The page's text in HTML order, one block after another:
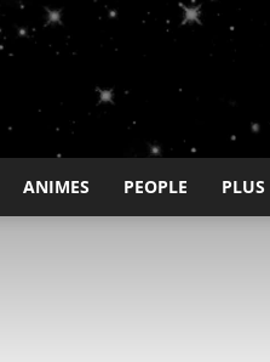
ANIMES PEOPLE PLUS